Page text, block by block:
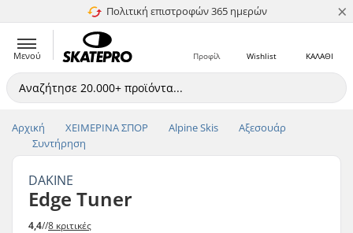
Πολιτική επιστροφών 365 ημερών
4.8 στα 5 ×
Μενού ΚΑΛΑΘΙ
Wishlist
Προφίλ
Αρχική ΧΕΙΜΕΡΙΝΑ ΣΠΟΡ Alpine Skis
Αξεσουάρ
Συντήρηση
DAKINE
Edge Tuner
4,4//8 κριτικές